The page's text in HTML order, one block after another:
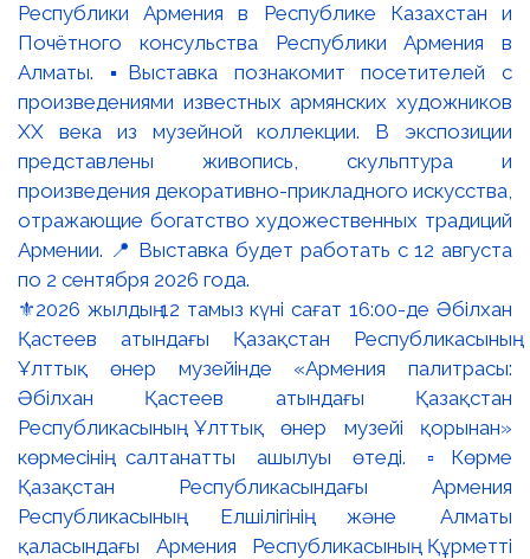
⚜️2026 жылдың 12 тамыз күні сағат 16:00-де Әбілхан
Қастеев атындағы Қазақстан Республикасының
Ұлттық өнер музейінде «Армения палитрасы:
Әбілхан Қастеев атындағы Қазақстан
Республикасының Ұлттық өнер музейі қорынан»
көрмесінің салтанатты ашылуы өтеді. ▫️Көрме
Қазақстан Республикасындағы Армения
Республикасының Елшілігінің және Алматы
қаласындағы Армения Республикасының Құрметті